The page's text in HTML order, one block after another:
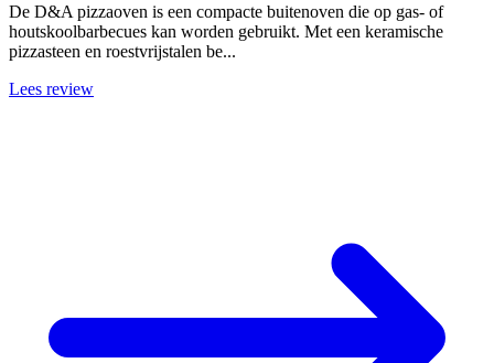
De D&A pizzaoven is een compacte buitenoven die op gas- of
houtskoolbarbecues kan worden gebruikt. Met een keramische
pizzasteen en roestvrijstalen be...
Lees review